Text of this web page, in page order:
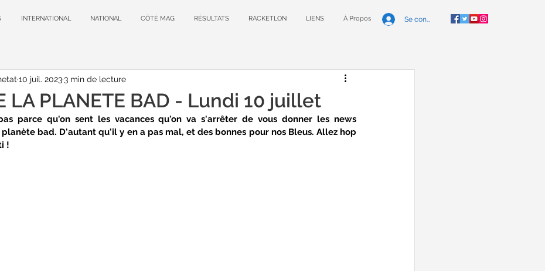
INTERNATIONAL NATIONAL CÔTÉ MAG RÉSULTATS RACKETLON LIENS À Propos Se connecter
LA PLANETE BAD - Lundi 10 juillet
10 juil. 20233 min de lecture
parce qu'on sent les vacances qu'on va s'arrêter de vous donner les news
bad. D'autant qu'il y en a pas mal, et des bonnes pour nos Bleus. Allez hop
!